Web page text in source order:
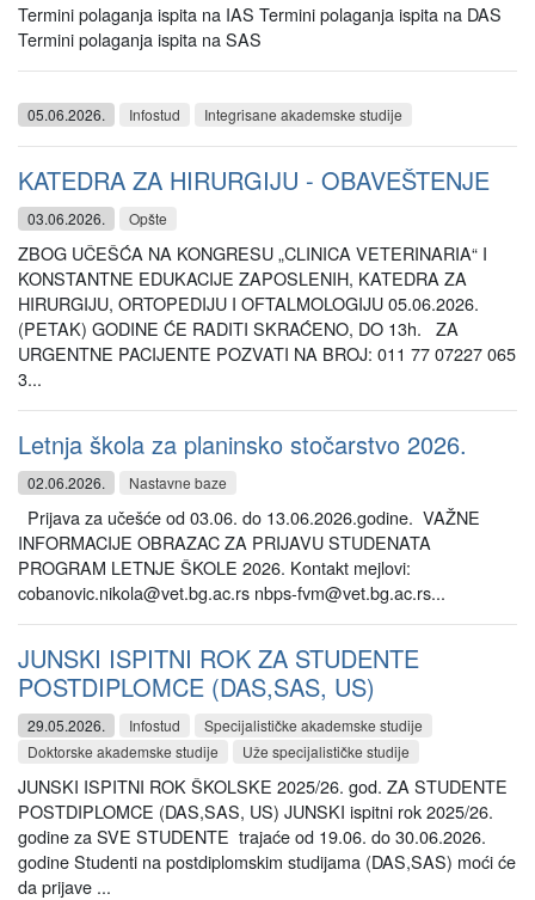
Termini polaganja ispita na IAS Termini polaganja ispita na DAS
Termini polaganja ispita na SAS
05.06.2026. Infostud Integrisane akademske studije
KATEDRA ZA HIRURGIJU - OBAVEŠTENJE
03.06.2026. Opšte
ZBOG UČEŠĆA NA KONGRESU „CLINICA VETERINARIA“ I
KONSTANTNE EDUKACIJE ZAPOSLENIH, KATEDRA ZA
HIRURGIJU, ORTOPEDIJU I OFTALMOLOGIJU 05.06.2026.
(PETAK) GODINE ĆE RADITI SKRAĆENO, DO 13h. ZA
URGENTNE PACIJENTE POZVATI NA BROJ: 011 77 07227 065
3...
Letnja škola za planinsko stočarstvo 2026.
02.06.2026. Nastavne baze
Prijava za učešće od 03.06. do 13.06.2026.godine. VAŽNE
INFORMACIJE OBRAZAC ZA PRIJAVU STUDENATA
PROGRAM LETNJE ŠKOLE 2026. Kontakt mejlovi:
cobanovic.nikola@vet.bg.ac.rs nbps-fvm@vet.bg.ac.rs...
JUNSKI ISPITNI ROK ZA STUDENTE
POSTDIPLOMCE (DAS,SAS, US)
29.05.2026. Infostud
Specijalističke akademske studije
Doktorske akademske studije
Uže specijalističke studije
JUNSKI ISPITNI ROK ŠKOLSKE 2025/26. god. ZA STUDENTE
POSTDIPLOMCE (DAS,SAS, US) JUNSKI ispitni rok 2025/26.
godine za SVE STUDENTE trajaće od 19.06. do 30.06.2026.
godine Studenti na postdiplomskim studijama (DAS,SAS) moći će
da prijave ...